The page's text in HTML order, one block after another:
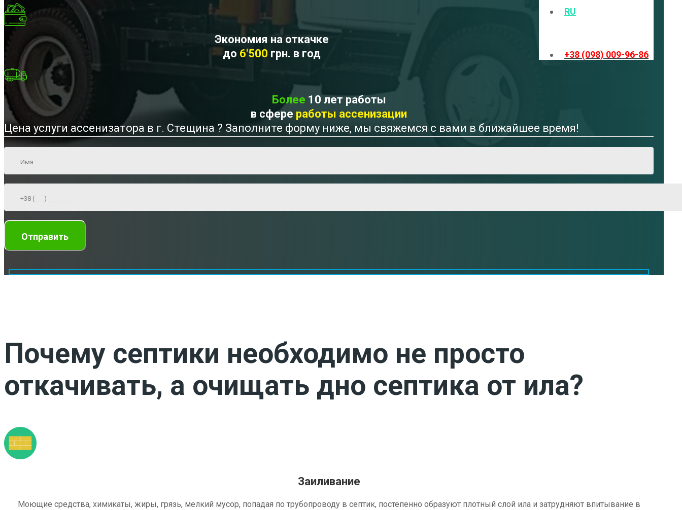
RU
+38 (098) 009-96-86
Экономия на откачке
до 6'500 грн. в год
Более 10 лет работы
в сфере работы ассенизации
Цена услуги ассенизатора в г. Стещина ? Заполните форму ниже, мы свяжемся с вами в ближайшее время!
Почему септики необходимо не просто
откачивать, а очищать дно септика от ила?
Заиливание
Моющие средства, химикаты, жиры, грязь, мелкий мусор, попадая по трубопроводу в септик, постепенно образуют плотный слой ила и затрудняют впитывание в